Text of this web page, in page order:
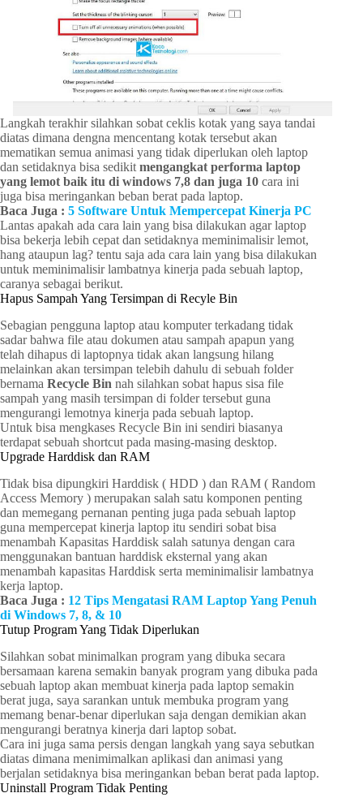
Langkah terakhir silahkan sobat ceklis kotak yang saya tandai
diatas dimana dengna mencentang kotak tersebut akan
mematikan semua animasi yang tidak diperlukan oleh laptop
dan setidaknya bisa sedikit mengangkat performa laptop
yang lemot baik itu di windows 7,8 dan juga 10 cara ini
juga bisa meringankan beban berat pada laptop.
Baca Juga : 5 Software Untuk Mempercepat Kinerja PC
Lantas apakah ada cara lain yang bisa dilakukan agar laptop
bisa bekerja lebih cepat dan setidaknya meminimalisir lemot,
hang ataupun lag? tentu saja ada cara lain yang bisa dilakukan
untuk meminimalisir lambatnya kinerja pada sebuah laptop,
caranya sebagai berikut.
Hapus Sampah Yang Tersimpan di Recyle Bin
Sebagian pengguna laptop atau komputer terkadang tidak
sadar bahwa file atau dokumen atau sampah apapun yang
telah dihapus di laptopnya tidak akan langsung hilang
melainkan akan tersimpan telebih dahulu di sebuah folder
bernama Recycle Bin nah silahkan sobat hapus sisa file
sampah yang masih tersimpan di folder tersebut guna
mengurangi lemotnya kinerja pada sebuah laptop.
Untuk bisa mengkases Recycle Bin ini sendiri biasanya
terdapat sebuah shortcut pada masing-masing desktop.
Upgrade Harddisk dan RAM
Tidak bisa dipungkiri Harddisk ( HDD ) dan RAM ( Random
Access Memory ) merupakan salah satu komponen penting
dan memegang pernanan penting juga pada sebuah laptop
guna mempercepat kinerja laptop itu sendiri sobat bisa
menambah Kapasitas Harddisk salah satunya dengan cara
menggunakan bantuan harddisk eksternal yang akan
menambah kapasitas Harddisk serta meminimalisir lambatnya
kerja laptop.
Baca Juga : 12 Tips Mengatasi RAM Laptop Yang Penuh
di Windows 7, 8, & 10
Tutup Program Yang Tidak Diperlukan
Silahkan sobat minimalkan program yang dibuka secara
bersamaan karena semakin banyak program yang dibuka pada
sebuah laptop akan membuat kinerja pada laptop semakin
berat juga, saya sarankan untuk membuka program yang
memang benar-benar diperlukan saja dengan demikian akan
mengurangi beratnya kinerja dari laptop sobat.
Cara ini juga sama persis dengan langkah yang saya sebutkan
diatas dimana menimimalkan aplikasi dan animasi yang
berjalan setidaknya bisa meringankan beban berat pada laptop.
Uninstall Program Tidak Penting